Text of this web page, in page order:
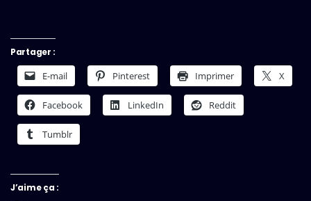
Partager :
E-mail Pinterest Imprimer X
Facebook LinkedIn Reddit
Tumblr
J’aime ça :